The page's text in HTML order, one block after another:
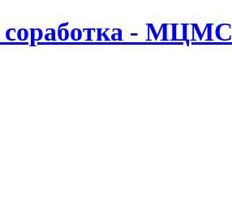
соработка - МЦМС